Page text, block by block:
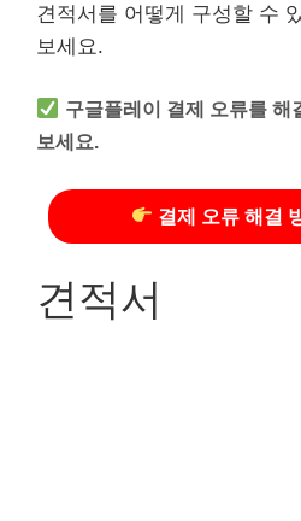
견적서를 어떻게 구성할 수
보세요.
구글플레이 결제 오류를 해
보세요.
결제 오류 해결
견적서